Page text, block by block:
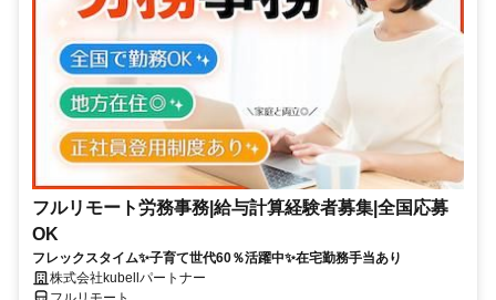
フルリモート労務事務|給与計算経験者募集|全国応募
OK
フレックスタイム✨子育て世代60％活躍中✨在宅勤務手当あり
株式会社kubellパートナー